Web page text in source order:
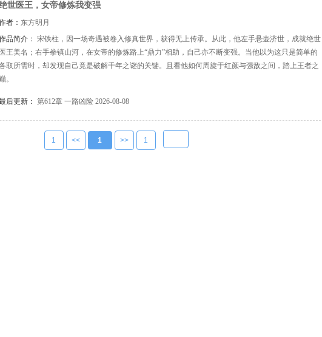
世医王，女帝修炼我变强
者： 东方明月
品简介： 宋铁柱，因一场奇遇被卷入修真世界，获得无上传承。从此，他左手悬壶济世，成就绝世
医王美名；右手拳镇山河，在女帝的修炼路上“鼎力”相助，自己亦不断变强。当他以为这只是简单的
取所需时，却发现自己竟是破解千年之谜的关键。且看他如何周旋于红颜与强敌之间，踏上王者之
。
后更新： 第612章 一路凶险 2026-08-08
1 << 1 >> 1